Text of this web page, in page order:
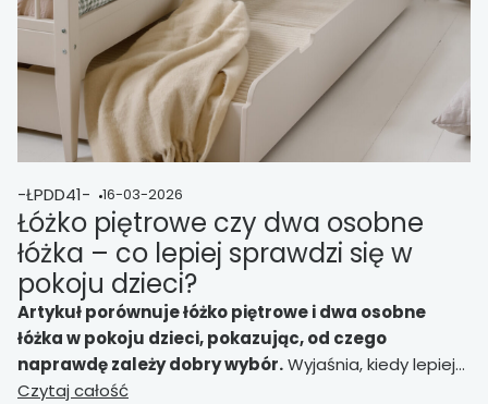
-ŁPDD41- 16-03-2026
Łóżko piętrowe czy dwa osobne
łóżka – co lepiej sprawdzi się w
pokoju dzieci?
Artykuł porównuje łóżko piętrowe i dwa osobne
łóżka w pokoju dzieci, pokazując, od czego
naprawdę zależy dobry wybór.Wyjaśnia, kiedy lepiej
sprawdzi się model oszczędzający miejsce, a kiedy
Czytaj całość